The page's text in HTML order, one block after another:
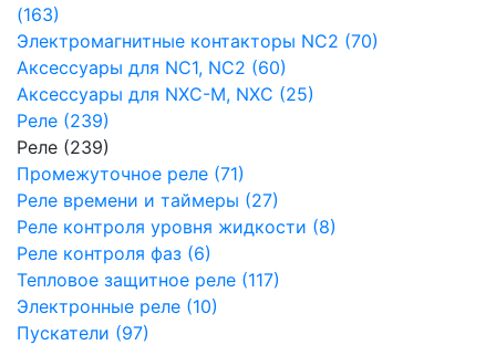
(163)
Электромагнитные контакторы NC2 (70)
Аксессуары для NC1, NC2 (60)
Аксессуары для NXC-M, NXC (25)
Реле (239)
Реле (239)
Промежуточное реле (71)
Реле времени и таймеры (27)
Реле контроля уровня жидкости (8)
Реле контроля фаз (6)
Тепловое защитное реле (117)
Электронные реле (10)
Пускатели (97)